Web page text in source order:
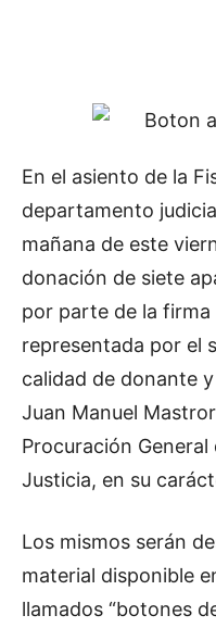
En el asiento de la
departamento
mañana de este
donación de siete
por parte de la firma
representada por el
calidad de donante
Juan Manuel
Procuración
Justicia, en su
Los mismos serán
material disponible
llamados “botones